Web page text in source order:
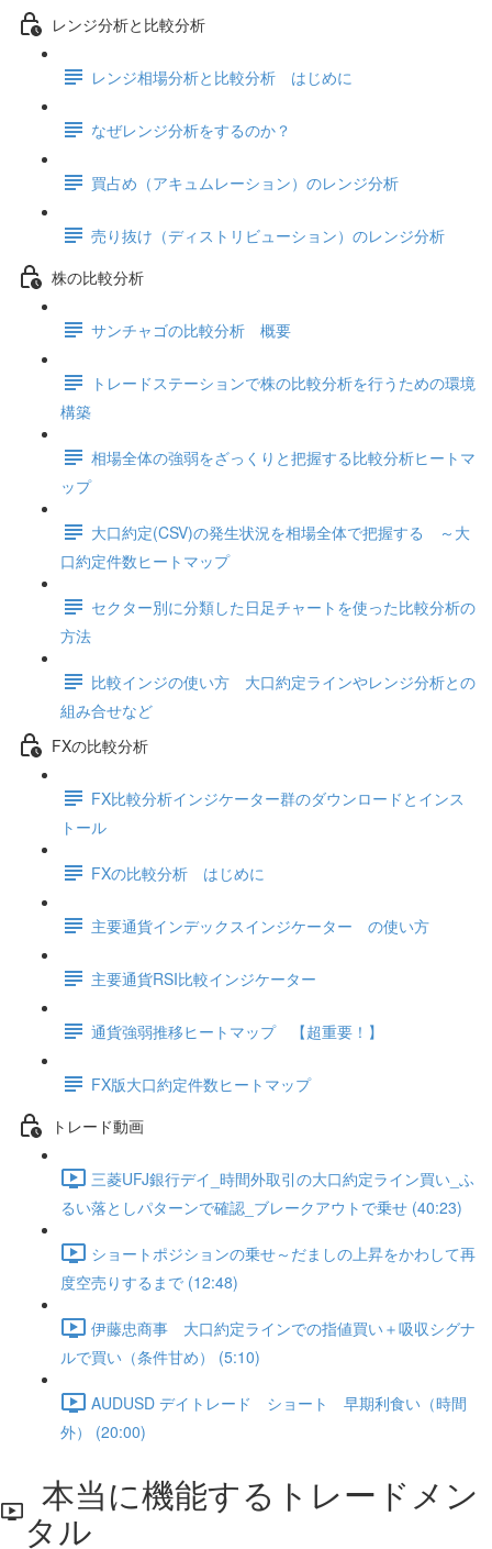
レンジ分析と比較分析
レンジ相場分析と比較分析 はじめに
なぜレンジ分析をするのか？
買占め（アキュムレーション）のレンジ分析
売り抜け（ディストリビューション）のレンジ分析
株の比較分析
サンチャゴの比較分析 概要
トレードステーションで株の比較分析を行うための環境
構築
相場全体の強弱をざっくりと把握する比較分析ヒートマ
ップ
大口約定(CSV)の発生状況を相場全体で把握する ～大
口約定件数ヒートマップ
セクター別に分類した日足チャートを使った比較分析の
方法
比較インジの使い方 大口約定ラインやレンジ分析との
組み合せなど
FXの比較分析
FX比較分析インジケーター群のダウンロードとインス
トール
FXの比較分析 はじめに
主要通貨インデックスインジケーター の使い方
主要通貨RSI比較インジケーター
通貨強弱推移ヒートマップ 【超重要！】
FX版大口約定件数ヒートマップ
トレード動画
三菱UFJ銀行デイ_時間外取引の大口約定ライン買い_ふ
るい落としパターンで確認_ブレークアウトで乗せ (40:23)
ショートポジションの乗せ～だましの上昇をかわして再
度空売りするまで (12:48)
伊藤忠商事 大口約定ラインでの指値買い＋吸収シグナ
ルで買い（条件甘め） (5:10)
AUDUSD デイトレード ショート 早期利食い（時間
外） (20:00)
本当に機能するトレードメン
タル